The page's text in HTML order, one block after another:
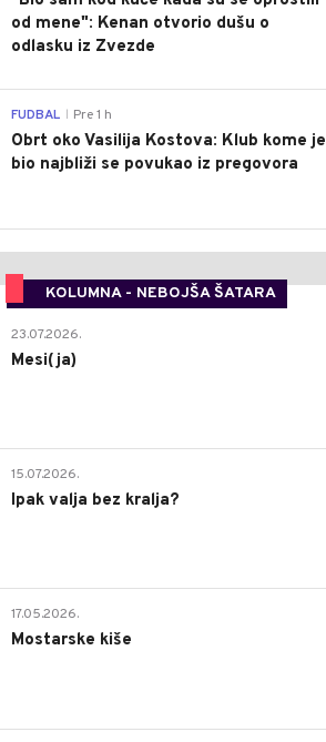
od mene": Kenan otvorio dušu o
odlasku iz Zvezde
FUDBAL Pre 1 h
Obrt oko Vasilija Kostova: Klub kome je
bio najbliži se povukao iz pregovora
KOLUMNA - NEBOJŠA ŠATARA
23.07.2026.
Mesi(ja)
15.07.2026.
Ipak valja bez kralja?
17.05.2026.
Mostarske kiše